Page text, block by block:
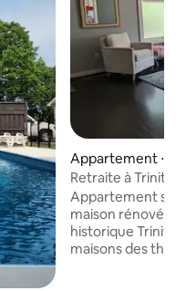
Appartement ⋅
Retraite à Trinity
Appartement
maison rénovée
historique Trinity * À quelques pâtés de
maisons des